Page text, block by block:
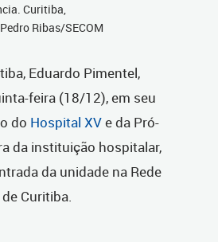
Curitiba,
Ribas/SECOM
Eduardo Pimentel,
feira (18/12), em seu
do Hospital XVe da Pró-
da instituição hospitalar,
da unidade na Rede
Curitiba.